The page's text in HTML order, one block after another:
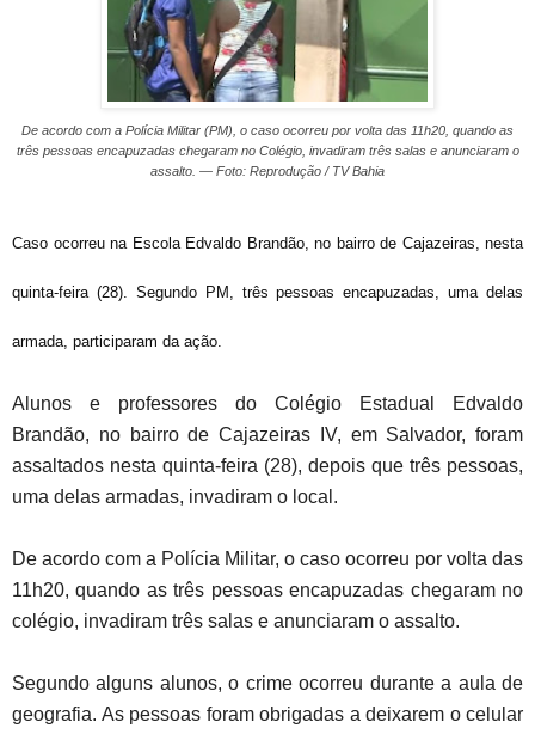
De acordo com a Polícia Militar (PM), o caso ocorreu por volta das 11h20, quando as
três pessoas encapuzadas chegaram no Colégio, invadiram três salas e anunciaram o
assalto. — Foto: Reprodução / TV Bahia
Caso ocorreu na Escol aEdvaldo Brandão, no bairro de Cajazeiras, nesta
quinta-feira (28). Segundo PM, três pessoas encapuzadas, uma delas
armada, participaram da ação.
Alunos e professores do Colégio Estadual Edvaldo
Brandão, no bairro de Cajazeiras IV, em Salvador, foram
assaltados nesta quinta-feira (28), depois que três pessoas,
uma delas armadas, invadiram o local.
De acordo com a Polícia Militar, o caso ocorreu por volta das
11h20, quando as três pessoas encapuzadas chegaram no
colégio, invadiram três salas e anunciaram o assalto.
Segundo alguns alunos, o crime ocorreu durante a aula de
geografia. As pessoas foram obrigadas a deixarem o celular